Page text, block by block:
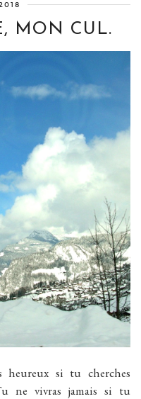
MON CUL.
si tu cherches
ne vivras jamais si tu